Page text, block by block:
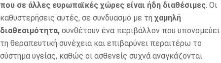
που σε άλλες ευρωπαϊκές χώρες είναι ήδη διαθέσιμες. Οι
καθυστερήσεις αυτές, σε συνδυασμό με τη χαμηλή
διαθεσιμότητα, συνθέτουν ένα περιβάλλον που υπονομεύει
τη θεραπευτική συνέχεια και επιβαρύνει περαιτέρω το
σύστημα υγείας, καθώς οι ασθενείς συχνά αναγκάζονται